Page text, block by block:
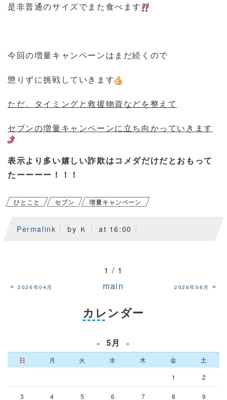
是非普通のサイズでまた食べます
今回の増量キャンペーンはまだ続くので
懲りずに挑戦していきます
ただ、タイミングと救援物資などを整えて
セブンの増量キャンペーンに立ち向かっていきます
表示より多い嬉しい詐欺はコメダだけだとおもって
たーーーー！！！
ひとこと セブン 増量キャンペーン
Permalink by Ｋ at 16:00
1 / 1
«2026年04月 main 2026年06月 »
カレンダー
« 5月 »
日 月 火 水 木 金
土
1
2
3 4 5 6 7 8 9